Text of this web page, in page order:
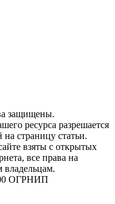
защищены.
ресурса разрешается
страницу статьи.
взяты с открытых
все права на
владельцам.
ОГРНИП